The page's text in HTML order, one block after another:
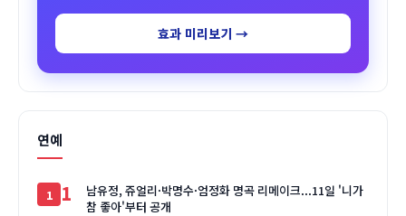
효과 미리보기 →
연예
1
남유정, 쥬얼리·박명수·엄정화 명곡 리메이크...11일 '니가
참 좋아'부터 공개